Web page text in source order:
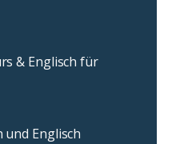
& Englisch für
Englisch